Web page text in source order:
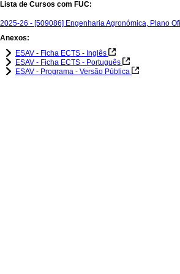
Lista de Cursos com FUC:
2025-26 - [509086] Engenharia Agronómica, Plano
Anexos:
ESAV - Ficha ECTS - Inglês
ESAV - Ficha ECTS - Português
ESAV - Programa - Versão Pública